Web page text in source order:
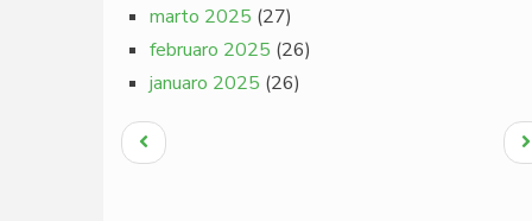
marto 2025 (27)
februaro 2025 (26)
januaro 2025 (26)
Pagination
Antaŭa
paĝo